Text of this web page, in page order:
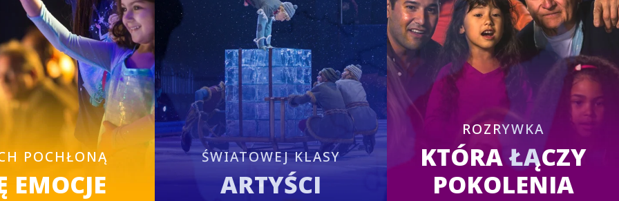
POCHŁONĄ
EMOCJE
ŚWIATOWEJ KLASY
ARTYŚCI
ROZRYWKA
KTÓRA ŁĄCZY
POKOLENIA